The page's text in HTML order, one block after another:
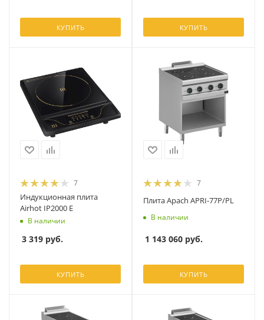
КУПИТЬ КУПИТЬ
7
Индукционная плита
Airhot IP2000 E
В наличии
3 319 руб.
КУПИТЬ
7
Плита Apach APRI-77P/PL
В наличии
1 143 060 руб.
КУПИТЬ